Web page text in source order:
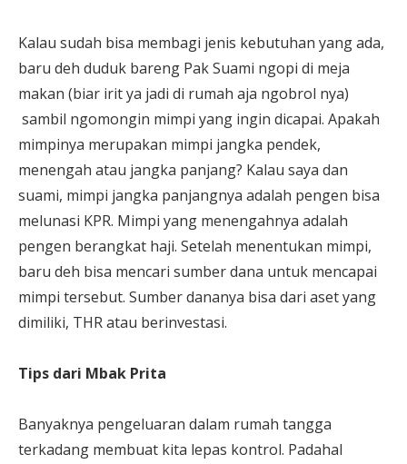
Kalau sudah bisa membagi jenis kebutuhan yang ada,
baru deh duduk bareng Pak Suami ngopi di meja
makan (biar irit ya jadi di rumah aja ngobrol nya)
sambil ngomongin mimpi yang ingin dicapai. Apakah
mimpinya merupakan mimpi jangka pendek,
menengah atau jangka panjang? Kalau saya dan
suami, mimpi jangka panjangnya adalah pengen bisa
melunasi KPR. Mimpi yang menengahnya adalah
pengen berangkat haji. Setelah menentukan mimpi,
baru deh bisa mencari sumber dana untuk mencapai
mimpi tersebut. Sumber dananya bisa dari aset yang
dimiliki, THR atau berinvestasi.
Tips dari Mbak Prita
Banyaknya pengeluaran dalam rumah tangga
terkadang membuat kita lepas kontrol. Padahal